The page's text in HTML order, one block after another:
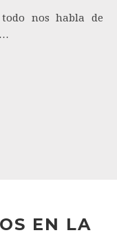
nos habla de
EN LA